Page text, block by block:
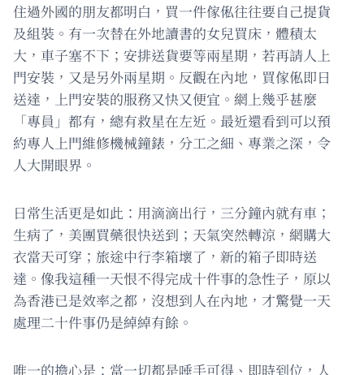
住過外國的朋友都明白，買一件傢俬往往要自己提貨
及組裝。有一次替在外地讀書的女兒買床，體積太
大，車子塞不下；安排送貨要等兩星期，若再請人上
門安裝，又是另外兩星期。反觀在內地，買傢俬即日
送達，上門安裝的服務又快又便宜。網上幾乎甚麼
「專員」都有，總有救星在左近。最近還看到可以預
約專人上門維修機械鐘錶，分工之細、專業之深，令
人大開眼界。
日常生活更是如此：用滴滴出行，三分鐘內就有車；
生病了，美團買藥很快送到；天氣突然轉涼，網購大
衣當天可穿；旅途中行李箱壞了，新的箱子即時送
達。像我這種一天恨不得完成十件事的急性子，原以
為香港已是效率之都，沒想到人在內地，才驚覺一天
處理二十件事仍是綽綽有餘。
唯一的擔心是：當一切都是唾手可得、即時到位，人